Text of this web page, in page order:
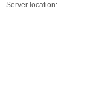
Server location: